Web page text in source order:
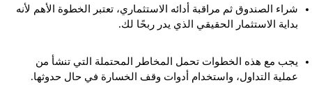
شراء الصندوق ثم مراقبة أدائه الاستثماري، تعتبر الخطوة الأهم لأنه
بداية الاستثمار الحقيقي الذي يدر ربحًا لك.
يجب مع هذه الخطوات تحمل المخاطر المحتملة التي تنشأ من
عملية التداول، واستخدام أدوات وقف الخسارة في حال حدوثها.